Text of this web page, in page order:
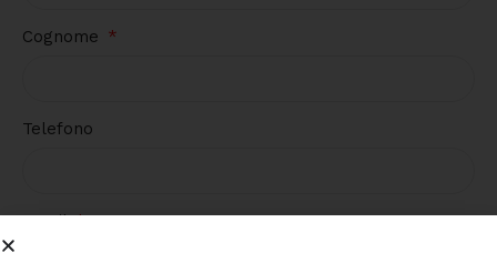
Cognome
Telefono
Email